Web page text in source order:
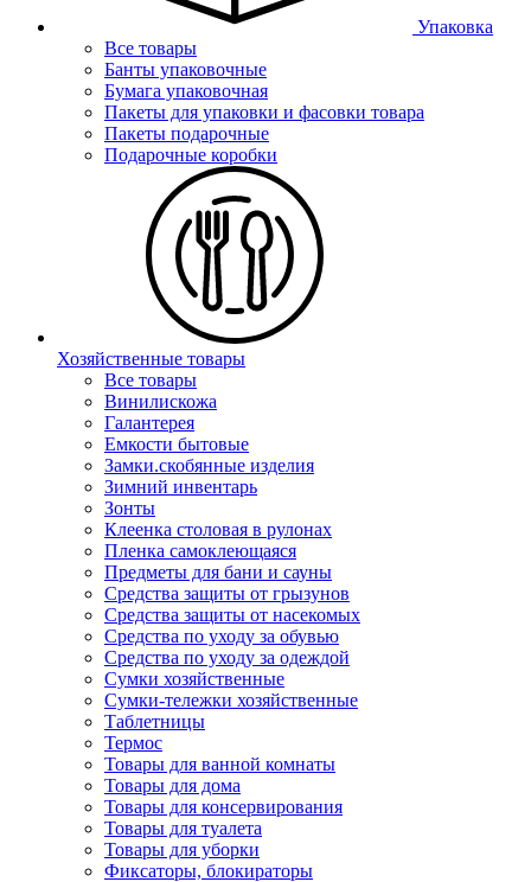
Упаковка
Все товары
Банты упаковочные
Бумага упаковочная
Пакеты для упаковки и фасовки товара
Пакеты подарочные
Подарочные коробки
Хозяйственные товары
Все товары
Винилискожа
Галантерея
Емкости бытовые
Замки.скобянные изделия
Зимний инвентарь
Зонты
Клеенка столовая в рулонах
Пленка самоклеющаяся
Предметы для бани и сауны
Средства защиты от грызунов
Средства защиты от насекомых
Средства по уходу за обувью
Средства по уходу за одеждой
Сумки хозяйственные
Сумки-тележки хозяйственные
Таблетницы
Термос
Товары для ванной комнаты
Товары для дома
Товары для консервирования
Товары для туалета
Товары для уборки
Фиксаторы, блокираторы